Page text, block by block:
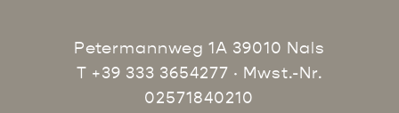
Petermannweg 1A 39010 Nals
T +39 333 3654277 · Mwst.-Nr.
02571840210